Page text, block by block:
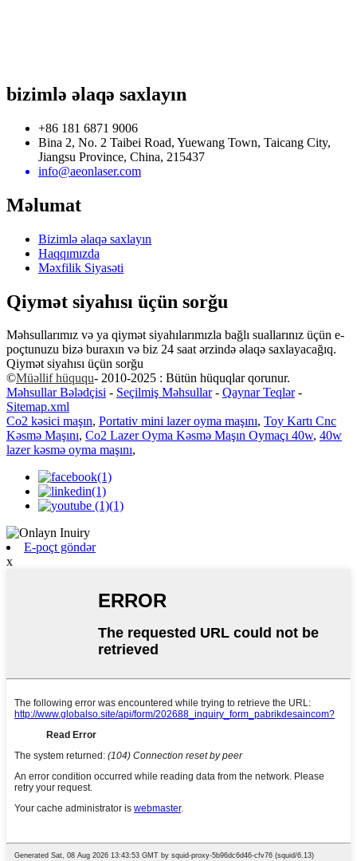
bizimlə əlaqə saxlayın
+86 181 6871 9006
Bina 2, No. 2 Taibei Road, Yuewang Town, Taicang City,
Jiangsu Province, China, 215437
info@aeonlaser.com
Məlumat
Bizimlə əlaqə saxlayın
Haqqımızda
Məxfilik Siyasəti
Qiymət siyahısı üçün sorğu
Məhsullarımız və ya qiymət siyahılarımızla bağlı suallarınız üçün e-
poçtunuzu bizə buraxın və biz 24 saat ərzində əlaqə saxlayacağıq.
Qiymət siyahısı üçün sorğu
©Müəllif hüququ- 2010-2025 : Bütün hüquqlar qorunur.
Məhsullar Bələdçisi - Seçilmiş Məhsullar- Qaynar Teqlər-
Sitemap.xml
Co2 kəsici maşın, Portativ mini lazer oyma maşını, Toy Kartı Cnc
Kəsmə Maşını, Co2 Lazer Oyma Kəsmə Maşın Oymaçı 40w, 40w
lazer kəsmə oyma maşını,
E-poçt göndər
x